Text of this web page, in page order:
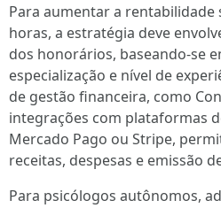
Para aumentar a rentabilidade
horas, a estratégia deve
dos honorários, baseando-se
especialização e nível de
de gestão financeira, como
integrações com plataformas
Mercado Pago ou Stripe,
receitas, despesas e emissão
Para psicólogos autônomos,